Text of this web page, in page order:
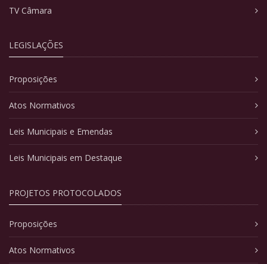
TV Câmara
LEGISLAÇÕES
Proposições
Atos Normativos
Leis Municipais e Emendas
Leis Municipais em Destaque
PROJETOS PROTOCOLADOS
Proposições
Atos Normativos